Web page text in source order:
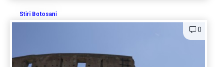
Stiri Botosani
0